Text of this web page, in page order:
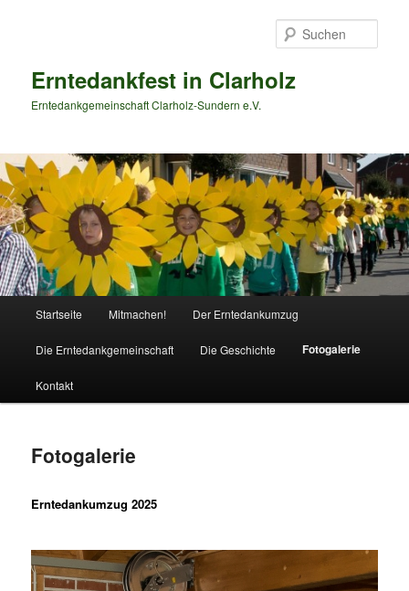
Erntedankfest in Clarholz
Erntedankgemeinschaft Clarholz-Sundern e.V.
Startseite Mitmachen! Der Erntedankumzug
Die Erntedankgemeinschaft Die Geschichte Fotogalerie
Kontakt
Fotogalerie
Erntedankumzug 2025